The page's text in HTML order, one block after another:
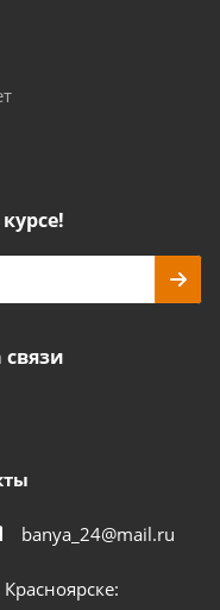
связи
banya_24@mail.ru